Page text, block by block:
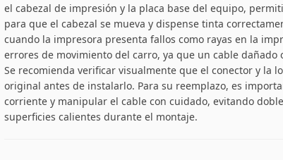
el cabezal de impresión y la placa base del equipo,
para que el cabezal se mueva y dispense tinta
cuando la impresora presenta fallos como rayas en la
errores de movimiento del carro, ya que un cable
Se recomienda verificar visualmente que el conector y la
original antes de instalarlo. Para su reemplazo, es
corriente y manipular el cable con cuidado, evitando
superficies calientes durante el montaje.